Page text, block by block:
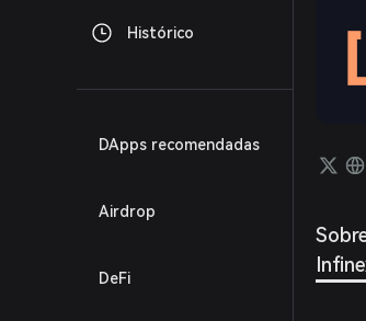
Español (Argentina)
Histórico
DApps recomendadas
Airdrop
DeFi